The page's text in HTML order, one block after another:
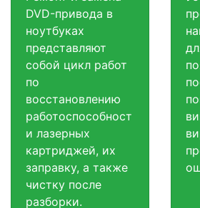
DVD-привода в
ноутбуках
представляют
собой цикл работ
по
восстановлению
работоспособност
и лазерных
картриджей, их
заправку, а также
чистку после
разборки.